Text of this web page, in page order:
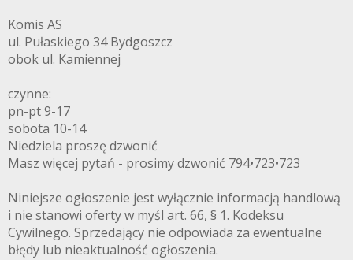
Komis AS
ul. Pułaskiego 34 Bydgoszcz
obok ul. Kamiennej
czynne:
pn-pt 9-17
sobota 10-14
Niedziela proszę dzwonić
Masz więcej pytań - prosimy dzwonić 794•723•723
Niniejsze ogłoszenie jest wyłącznie informacją handlową
i nie stanowi oferty w myśl art. 66, § 1. Kodeksu
Cywilnego. Sprzedający nie odpowiada za ewentualne
błędy lub nieaktualność ogłoszenia.